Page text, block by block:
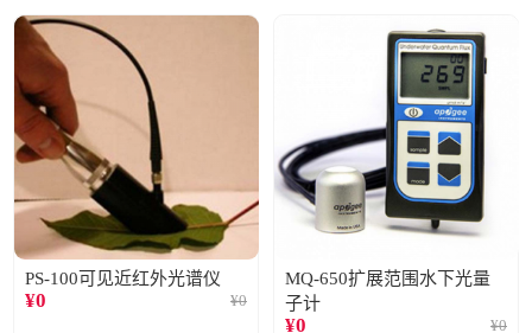
PS-100可见近红外光谱仪
¥0 ¥0
MQ-650扩展范围水下光量
子计
¥0 ¥0